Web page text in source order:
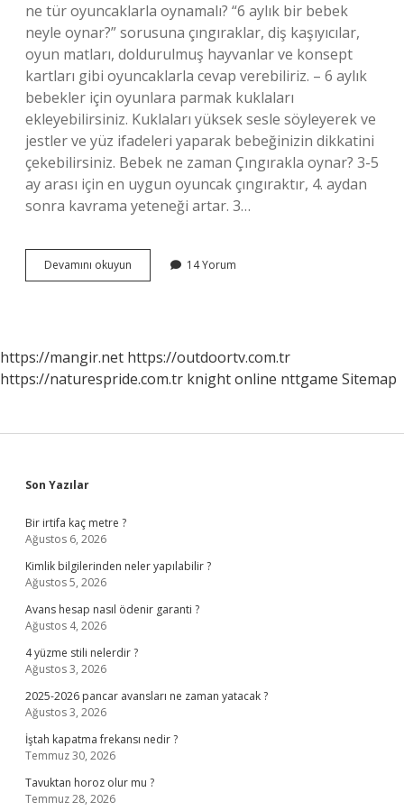
ne tür oyuncaklarla oynamalı? “6 aylık bir bebek
neyle oynar?” sorusuna çıngıraklar, diş kaşıyıcılar,
oyun matları, doldurulmuş hayvanlar ve konsept
kartları gibi oyuncaklarla cevap verebiliriz. – 6 aylık
bebekler için oyunlara parmak kuklaları
ekleyebilirsiniz. Kuklaları yüksek sesle söyleyerek ve
jestler ve yüz ifadeleri yaparak bebeğinizin dikkatini
çekebilirsiniz. Bebek ne zaman Çıngırakla oynar? 3-5
ay arası için en uygun oyuncak çıngıraktır, 4. aydan
sonra kavrama yeteneği artar. 3…
Devamını okuyun Bebekler
Top
14 Yorum
https://mangir.net https://outdoortv.com.tr
https://naturespride.com.tr knight online nttgame Sitemap
Sidebar
Son Yazılar
Bir irtifa kaç metre ?
Ağustos 6, 2026
Kimlik bilgilerinden neler yapılabilir ?
Ağustos 5, 2026
Avans hesap nasıl ödenir garanti ?
Ağustos 4, 2026
4 yüzme stili nelerdir ?
Ağustos 3, 2026
2025-2026 pancar avansları ne zaman yatacak ?
Ağustos 3, 2026
İştah kapatma frekansı nedir ?
Temmuz 30, 2026
Tavuktan horoz olur mu ?
Temmuz 28, 2026